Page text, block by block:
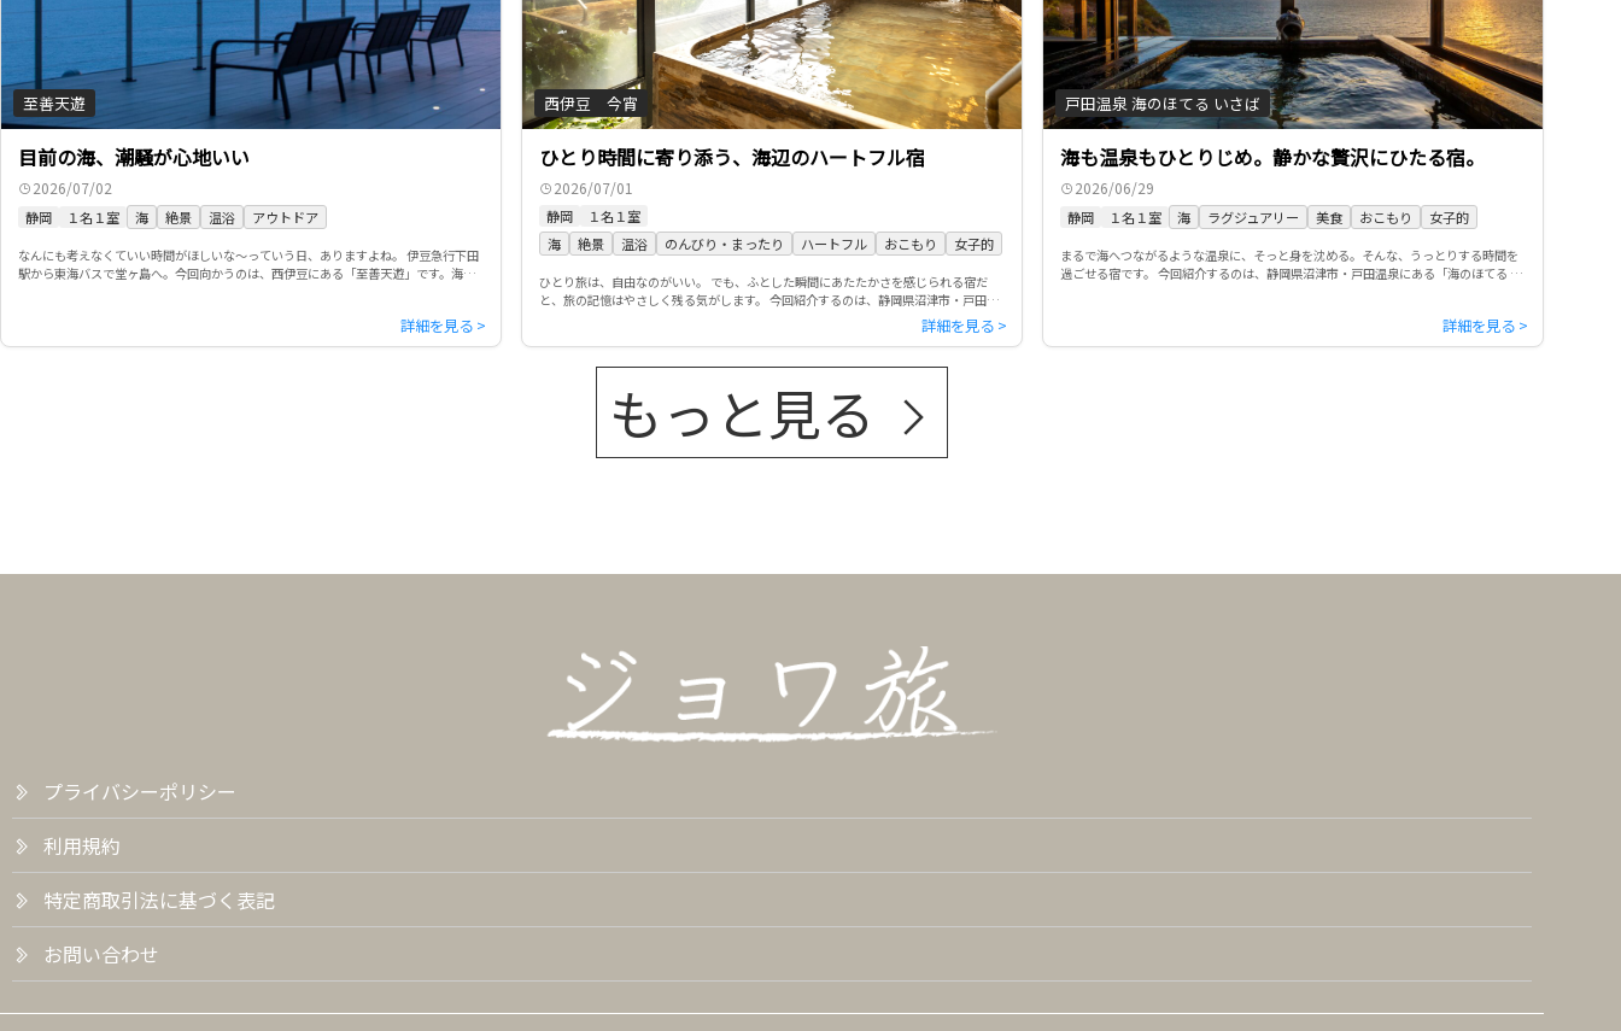
至善天遊
目前の海、潮騒が心地いい
2026/07/02
静岡 １名１室 海 絶景 温浴 アウトドア
なんにも考えなくていい時間がほしいな～っていう日、ありますよね。 伊豆急行下田
駅から東海バスで堂ヶ島へ。今回向かうのは、西伊豆にある「至善天遊」です。海へ
西伊豆 今宵
ひとり時間に寄り添う、海辺のハートフル宿
2026/07/01
静岡
１名１室
海
絶景 温浴 のんびり・まったり ハートフル おこもり 女子的
ひとり旅は、自由なのがいい。 でも、ふとした瞬間にあたたかさを感じられる宿だ
と、旅の記憶はやさしく残る気がします。 今回紹介するのは、静岡県沼津市・戸田に
ある「西伊豆 今宵」。 駿河湾を望む高台に佇む、全室オーシャンビュ […]
戸田温泉 海のほてる いさば
海も温泉もひとりじめ。静かな贅沢にひたる宿。
2026/06/29
静岡 １名１室 海 ラグジュアリー 美食 おこもり 女子的
まるで海へつながるような温泉に、そっと身を沈める。そんな、うっとりする時間を
過ごせる宿です。 今回紹介するのは、静岡県沼津市・戸田温泉にある「海のほてる い
もっと見る
プライバシーポリシー
利用規約
特定商取引法に基づく表記
お問い合わせ